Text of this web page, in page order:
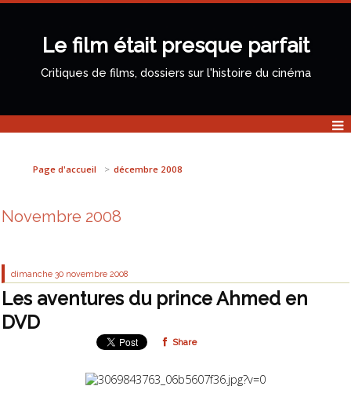
Le film était presque parfait
Critiques de films, dossiers sur l'histoire du cinéma
Page d'accueil décembre 2008
Novembre 2008
dimanche 30 novembre 2008
Les aventures du prince Ahmed en
DVD
Share